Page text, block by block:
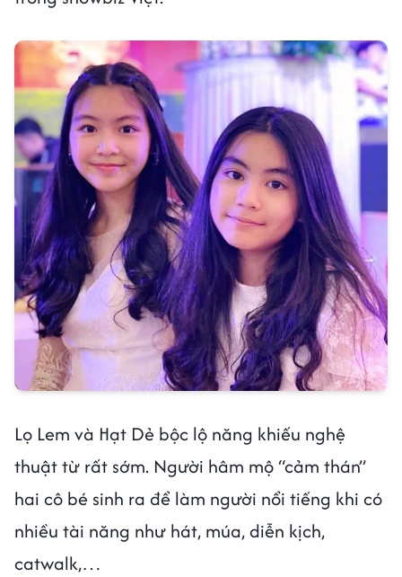
Lọ Lem và Hạt Dẻ bộc lộ năng khiếu nghệ
thuật từ rất sớm. Người hâm mộ “cảm thán”
hai cô bé sinh ra để làm người nổi tiếng khi có
nhiều tài năng như hát, múa, diễn kịch,
catwalk,…